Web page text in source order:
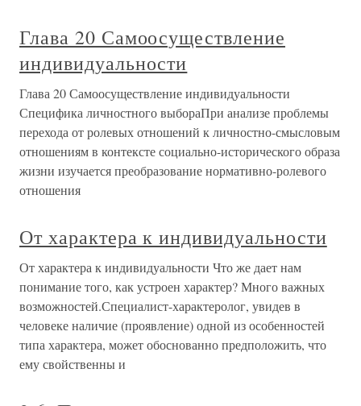
Глава 20 Самоосуществление
индивидуальности
Глава 20 Самоосуществление индивидуальности
Специфика личностного выбораПри анализе проблемы
перехода от ролевых отношений к личностно-смысловым
отношениям в контексте социально-исторического образа
жизни изучается преобразование нормативно-ролевого
отношения
От характера к индивидуальности
От характера к индивидуальности Что же дает нам
понимание того, как устроен характер? Много важных
возможностей.Специалист-характеролог, увидев в
человеке наличие (проявление) одной из особенностей
типа характера, может обоснованно предположить, что
ему свойственны и